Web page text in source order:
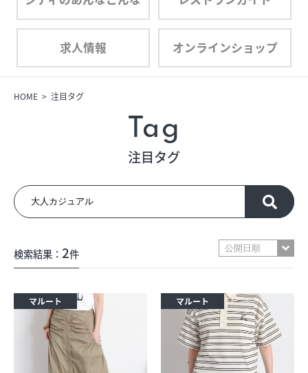
求人情報 オンラインショップ
フロアガイド
プロフィール
フロアガイド
ショップリスト
ショップリスト
HOME 注目タグ
Tag
注目タグ
検索結果： 2件
マルート マルート